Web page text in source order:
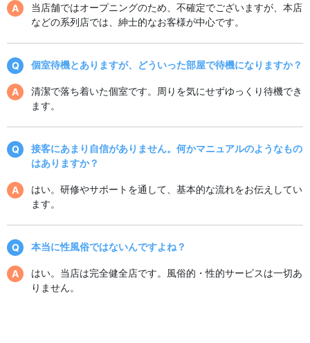
当店舗ではオープニングのため、不確定でございますが、本店
などの系列店では、紳士的なお客様が中心です。
個室待機とありますが、どういった部屋で待機になりますか？
清潔で落ち着いた個室です。周りを気にせずゆっくり待機でき
ます。
接客にあまり自信がありません。何かマニュアルのようなもの
はありますか？
はい。研修やサポートを通して、基本的な流れをお伝えしてい
ます。
本当に性風俗ではないんですよね？
はい。当店は完全健全店です。風俗的・性的サービスは一切あ
りません。